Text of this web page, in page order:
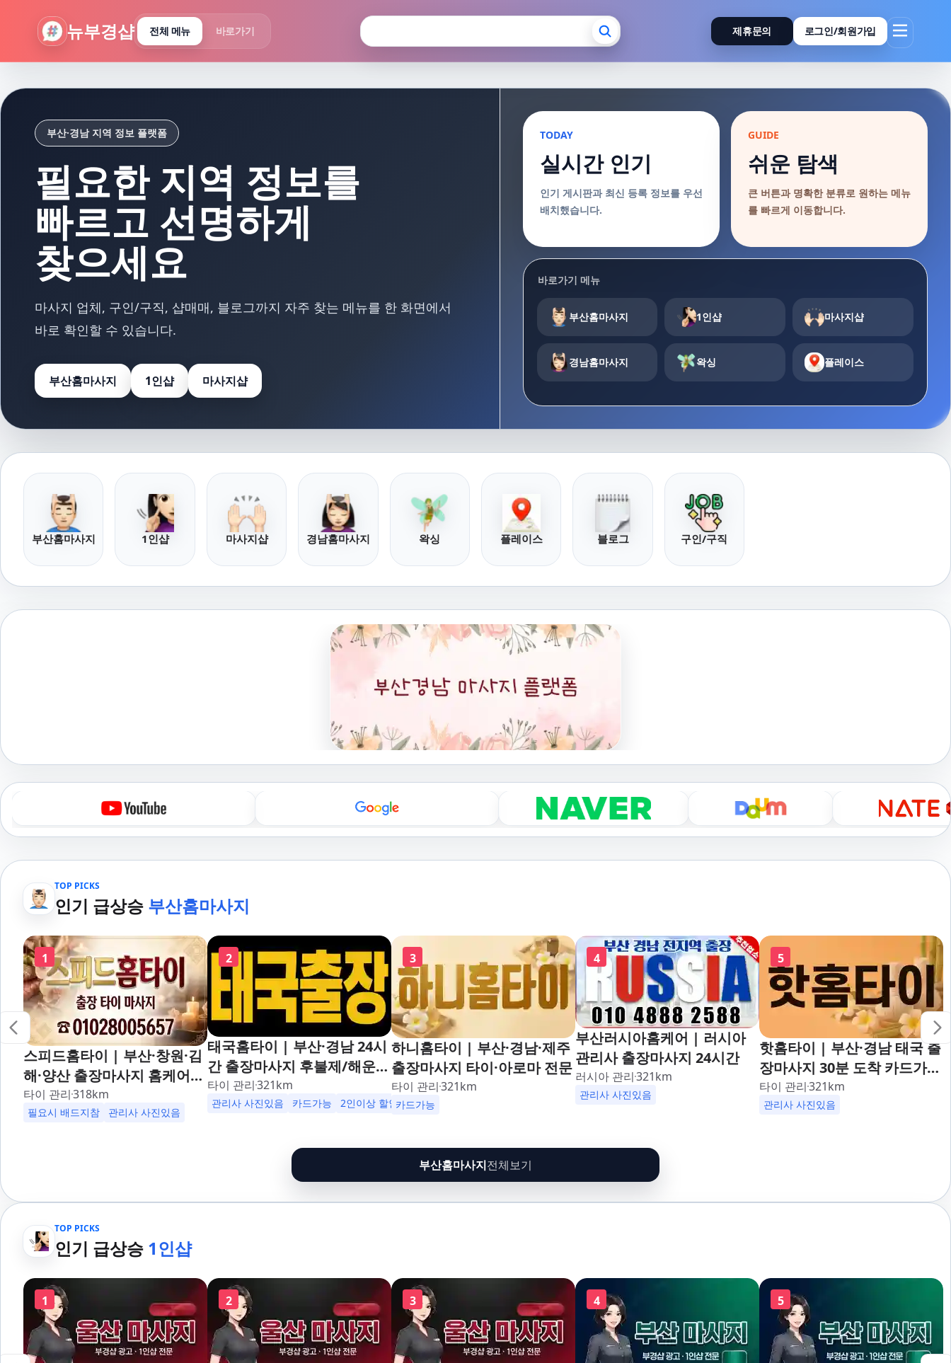
뉴부경샵 전체 메뉴 바로가기 제휴문의 로그인/회원가입
부산·경남 지역 정보 플랫폼
필요한 지역 정보를
빠르고 선명하게
찾으세요
마사지 업체, 구인/구직, 샵매매, 블로그까지 자주 찾는 메뉴를 한 화면에서
바로 확인할 수 있습니다.
부산홈마사지 1인샵 마사지샵
TODAY
실시간 인기
인기 게시판과 최신 등록 정보를 우선
배치했습니다.
GUIDE
쉬운 탐색
큰 버튼과 명확한 분류로 원하는 메뉴
를 빠르게 이동합니다.
바로가기 메뉴
부산홈마사지 1인샵 마사지샵
경남홈마사지 왁싱 플레이스
부산홈마사지 1인샵 마사지샵 경남홈마사지 왁싱 플레이스 블로그 구인/구직
TOP PICKS
인기 급상승 부산홈마사지
1
스피드홈타이 | 부산·창원·김
해·양산 출장마사지 홈케어
24시 카드가능 해운대,사상,
광안리,남포동,구포,덕천,명
초량,사직,온천,미남,만덕,괴
정,학장,금사,서동,반여,반송,
명륜,남천,대연,문현,부전,개
금,가야,주례,괘법,학장,강서,
신호,서구,암남 아로마마사지
타이마사지 출장마사지 홈케
어 홈타이
타이 관리318km
필요시 배드지참 관리사 사진있음
2
태국홈타이 | 부산·경남 24시
간 출장마사지 후불제/해운
대,사상,광안리,남포동,구포,
덕천,명지,민락,수영,동래,남
송도,자갈치,하단,다대포,범
기장,정관,일광,망미,토곡,시
청,양정,초량,사직,온천,미남,
장,강서,신호,서구,암남
타이 관리321km
관리사 사진있음 카드가능 2인이상 할인 업소 이벤트중
3
하니홈타이 | 부산·경남·제주
출장마사지 타이·아로마 전문
타이 관리321km
카드가능
4
부산러시아홈케어 | 러시아
관리사 출장마사지 24시간
러시아 관리321km
관리사 사진있음
5
핫홈타이 | 부산·경남 태국 출
장마사지 30분 도착 카드가능
24시해운대,사상,광안리,남포
동,구포,덕천,명지,민락,수영,
토곡,시청,양정,초량,사직,온
괘법,학장,강서,신호,서구,암
남
타이 관리321km
관리사 사진있음
부산홈마사지전체보기
TOP PICKS
인기 급상승 1인샵
1 2 3 4 5